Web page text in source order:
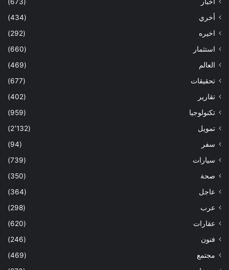
أخري
(434)
اخيره
(292)
استثمار
(660)
العالم
(469)
تحقيقات
(677)
تقارير
(402)
تكنولوجيا
(959)
تمويل
(2٬132)
سفر
(94)
سيارات
(739)
صحة
(350)
عاجل
(364)
عرب
(298)
عقارات
(620)
فنون
(246)
مجتمع
(469)